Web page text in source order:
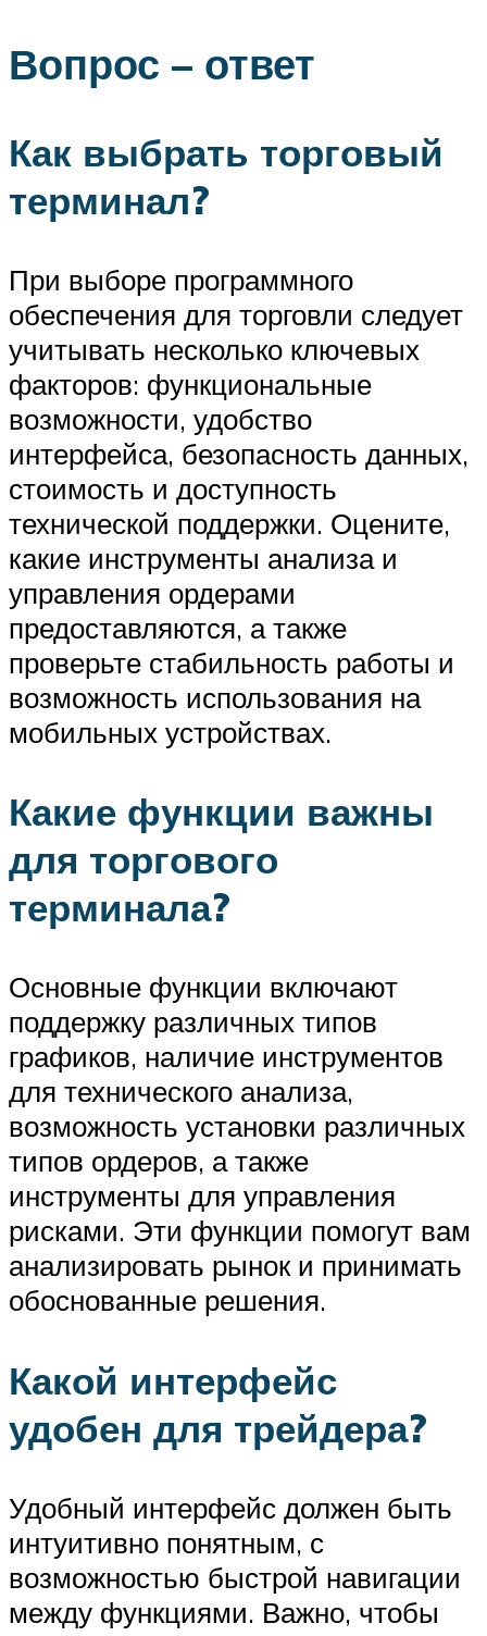
Вопрос – ответ
Как выбрать торговый
терминал?
При выборе программного
обеспечения для торговли следует
учитывать несколько ключевых
факторов: функциональные
возможности, удобство
интерфейса, безопасность данных,
стоимость и доступность
технической поддержки. Оцените,
какие инструменты анализа и
управления ордерами
предоставляются, а также
проверьте стабильность работы и
возможность использования на
мобильных устройствах.
Какие функции важны
для торгового
терминала?
Основные функции включают
поддержку различных типов
графиков, наличие инструментов
для технического анализа,
возможность установки различных
типов ордеров, а также
инструменты для управления
рисками. Эти функции помогут вам
анализировать рынок и принимать
обоснованные решения.
Какой интерфейс
удобен для трейдера?
Удобный интерфейс должен быть
интуитивно понятным, с
возможностью быстрой навигации
между функциями. Важно, чтобы